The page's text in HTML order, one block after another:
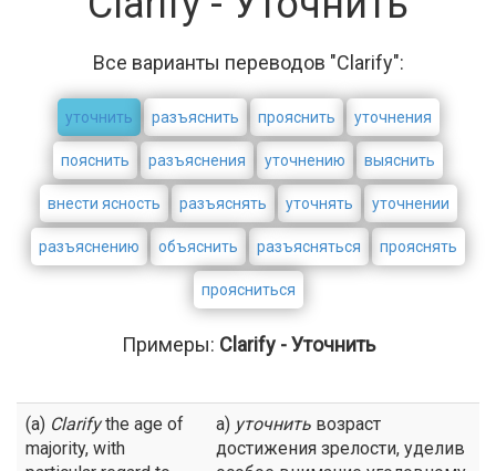
Все варианты переводов "Clarify":
уточнить разъяснить прояснить уточнения
пояснить разъяснения уточнению выяснить
внести ясность разъяснять уточнять уточнении
разъяснению объяснить разъясняться прояснять
проясниться
Примеры: Clarify - Уточнить
(a) Clarifythe age of
majority, with
а) уточнить возраст
достижения зрелости, уделив